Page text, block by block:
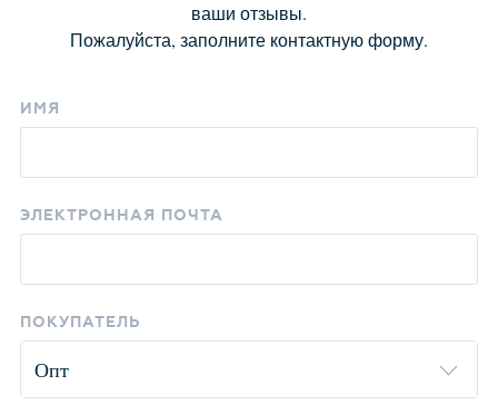
ваши отзывы.
Пожалуйста, заполните контактную форму.
ИМЯ
ЭЛЕКТРОННАЯ ПОЧТА
ПОКУПАТЕЛЬ